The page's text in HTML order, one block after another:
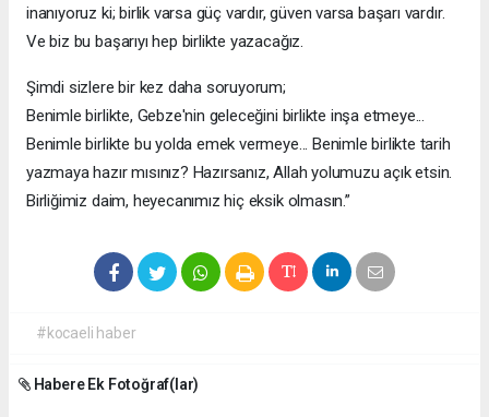
inanıyoruz ki; birlik varsa güç vardır, güven varsa başarı vardır.
Ve biz bu başarıyı hep birlikte yazacağız.
Şimdi sizlere bir kez daha soruyorum;
Benimle birlikte, Gebze'nin geleceğini birlikte inşa etmeye...
Benimle birlikte bu yolda emek vermeye... Benimle birlikte tarih
yazmaya hazır mısınız? Hazırsanız, Allah yolumuzu açık etsin.
Birliğimiz daim, heyecanımız hiç eksik olmasın.”
#kocaeli haber
Habere Ek Fotoğraf(lar)